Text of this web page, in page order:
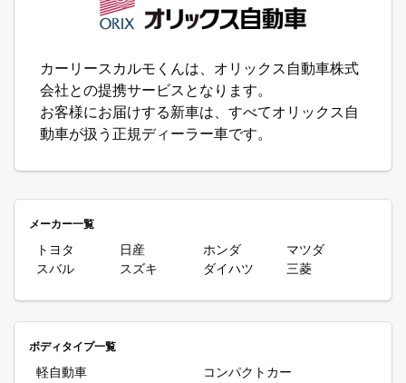
カーリースカルモくんは、オリックス自動車株式
会社との提携サービスとなります。
お客様にお届けする新車は、すべてオリックス自
動車が扱う正規ディーラー車です。
メーカー一覧
トヨタ 日産 ホンダ
マツダ
スバル
スズキ ダイハツ 三菱
ボディタイプ一覧
軽自動車
コンパクトカー